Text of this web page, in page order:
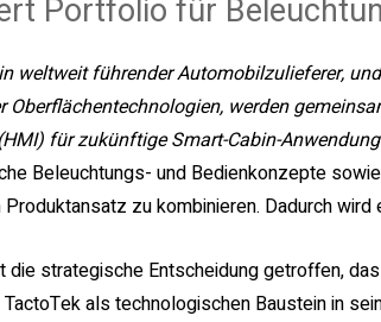
Portfolio für
weltweit führender Automobilzulieferer,
Oberflächentechnologien, werden
für zukünftige Smart-Cabin-
Beleuchtungs- und Bedienkonzepte
zu kombinieren. Dadurch
die strategische Entscheidung getroffen,
als technologischen Baustein in